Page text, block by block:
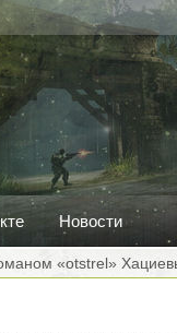
Новости
«otstrel»